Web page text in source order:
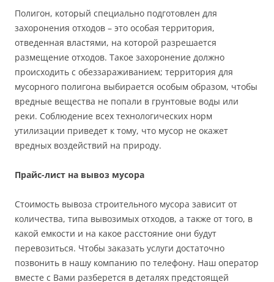
Полигон, который специально подготовлен для
захоронения отходов – это особая территория,
отведенная властями, на которой разрешается
размещение отходов. Такое захоронение должно
происходить с обеззараживанием; территория для
мусорного полигона выбирается особым образом, чтобы
вредные вещества не попали в грунтовые воды или
реки. Соблюдение всех технологических норм
утилизации приведет к тому, что мусор не окажет
вредных воздействий на природу.
Прайс-лист на вывоз мусора
Стоимость вывоза строительного мусора зависит от
количества, типа вывозимых отходов, а также от того, в
какой емкости и на какое расстояние они будут
перевозиться. Чтобы заказать услуги достаточно
позвонить в нашу компанию по телефону. Наш оператор
вместе с Вами разберется в деталях предстоящей